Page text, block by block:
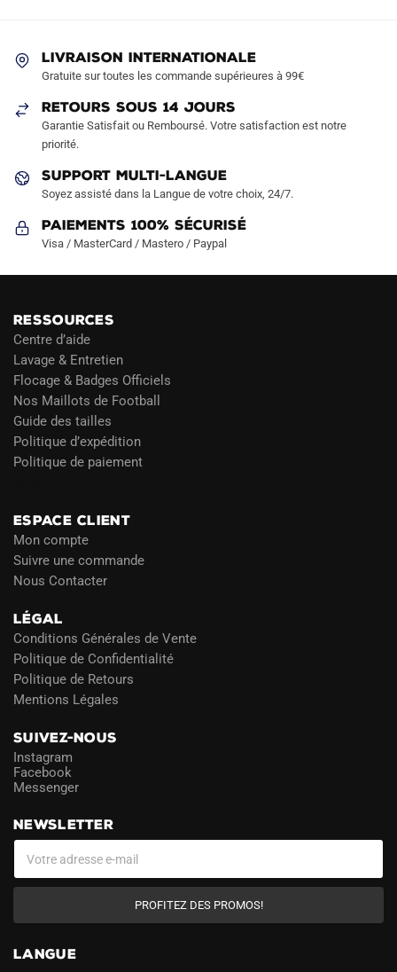
choisies
la
page
produit
LIVRAISON INTERNATIONALE
Gratuite sur toutes les commande supérieures à 99€
RETOURS SOUS 14 JOURS
Garantie Satisfait ou Remboursé. Votre satisfaction est notre
priorité.
SUPPORT MULTI-LANGUE
Soyez assisté dans la Langue de votre choix, 24/7.
Paiements 100% Sécurisé
Visa / MasterCard / Mastero / Paypal
RESSOURCES
Centre d’aide
Lavage & Entretien
Flocage & Badges Officiels
Nos Maillots de Football
Guide des tailles
Politique d’expédition
Politique de paiement
ESPACE CLIENT
Mon compte
Suivre une commande
Nous Contacter
LÉGAL
Conditions Générales de Vente
Politique de Confidentialité
Politique de Retours
Mentions Légales
SUIVEZ-NOUS
Instagram
Facebook
Messenger
NEWSLETTER
PROFITEZ DES PROMOS!
LANGUE